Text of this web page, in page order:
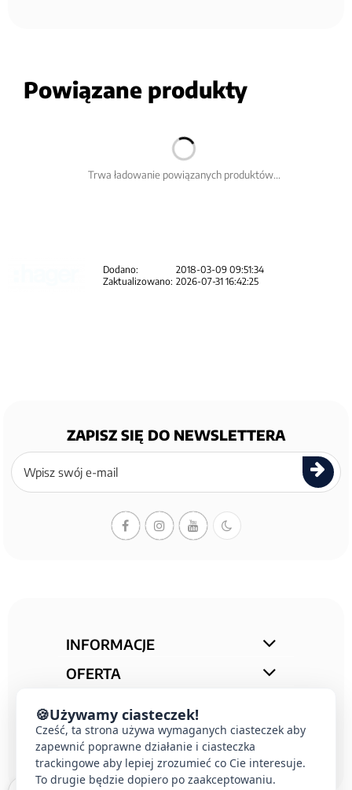
Powiązane produkty
Trwa ładowanie powiązanych produktów...
Dodano:
2018-03-09 09:51:34
Zaktualizowano: 2026-07-31 16:42:25
ZAPISZ SIĘ DO NEWSLETTERA
Zapisz
się
newslettera
INFORMACJE
OFERTA
KONTAKT
🍪Używamy ciasteczek!
Cześć, ta strona używa wymaganych ciasteczek aby
zapewnić poprawne działanie i ciasteczka
trackingowe aby lepiej zrozumieć co Cie interesuje.
To drugie będzie dopiero po zaakceptowaniu.